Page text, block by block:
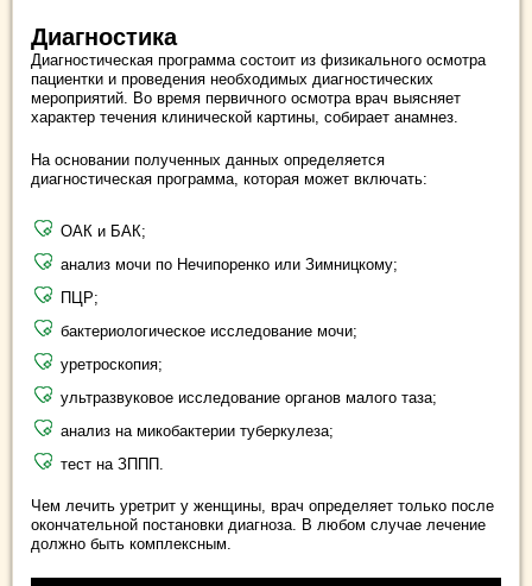
Диагностика
Диагностическая программа состоит из физикального осмотра
пациентки и проведения необходимых диагностических
мероприятий. Во время первичного осмотра врач выясняет
характер течения клинической картины, собирает анамнез.
На основании полученных данных определяется
диагностическая программа, которая может включать:
ОАК и БАК;
анализ мочи по Нечипоренко или Зимницкому;
ПЦР;
бактериологическое исследование мочи;
уретроскопия;
ультразвуковое исследование органов малого таза;
анализ на микобактерии туберкулеза;
тест на ЗППП.
Чем лечить уретрит у женщины, врач определяет только после
окончательной постановки диагноза. В любом случае лечение
должно быть комплексным.